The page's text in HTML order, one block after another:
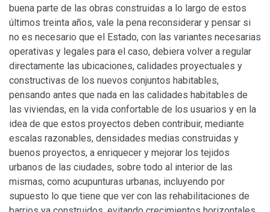
buena parte de las obras construidas a lo largo de estos
últimos treinta años, vale la pena reconsiderar y pensar si
no es necesario que el Estado, con las variantes necesarias
operativas y legales para el caso, debiera volver a regular
directamente las ubicaciones, calidades proyectuales y
constructivas de los nuevos conjuntos habitables,
pensando antes que nada en las calidades habitables de
las viviendas, en la vida confortable de los usuarios y en la
idea de que estos proyectos deben contribuir, mediante
escalas razonables, densidades medias construidas y
buenos proyectos, a enriquecer y mejorar los tejidos
urbanos de las ciudades, sobre todo al interior de las
mismas, como acupunturas urbanas, incluyendo por
supuesto lo que tiene que ver con las rehabilitaciones de